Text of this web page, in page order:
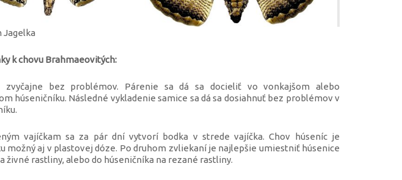
k chovu Brahmaeovitých:
zvyčajne bez problémov. Párenie sa dá sa docieliť vo vonkajšom alebo
húseničníku. Následné vykladenie samice sa dá sa dosiahnuť bez problémov v
vajíčkam sa za pár dní vytvorí bodka v strede vajíčka. Chov húseníc je
možný aj v plastovej dóze. Po druhom zvliekaní je najlepšie umiestniť húsenice
živné rastliny, alebo do húseničníka na rezané rastliny.